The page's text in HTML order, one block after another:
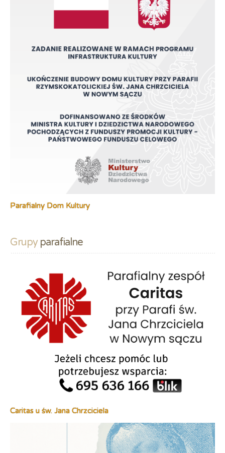
Parafialny Dom Kultury
Grupy parafialne
Caritas u św. Jana Chrzciciela